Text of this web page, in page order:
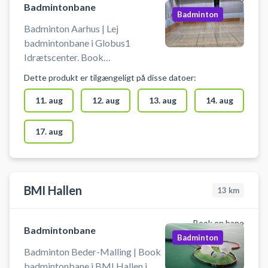
Badmintonbane
Badminton Aarhus | Lej
badmintonbane i Globus1
Idrætscenter. Book
i Aarhus. Der kan tilkøbes ketcher
og bolde for kr. 50,00/person.
Anlægget er bemandet og net er
opsat. Man skal bruge
indendørssko. Der er
omklædningsrum.
Badminton
Dette produkt er tilgængeligt på disse datoer:
11. aug 12. aug 13. aug 14. aug
17. aug
BMI Hallen 13 km
Book en bane
Badmintonbane
Badminton Beder-Malling | Book
Badminton